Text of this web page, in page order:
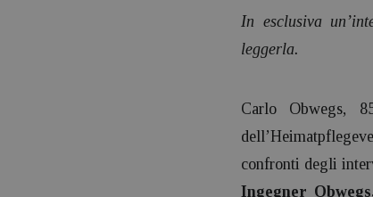
In esclusiva
leggerla.
Carlo Obwegs,
confronti degli
Ingegner